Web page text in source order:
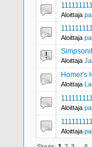
Aloittaja
Aloittaja
Aloittaja
Homer's
Aloittaja
Aloittaja
Aloittaja